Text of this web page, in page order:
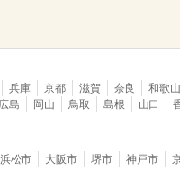
兵庫 京都 滋賀 奈良 和歌山
広島 岡山 鳥取 島根 山口
浜松市 大阪市 堺市 神戸市